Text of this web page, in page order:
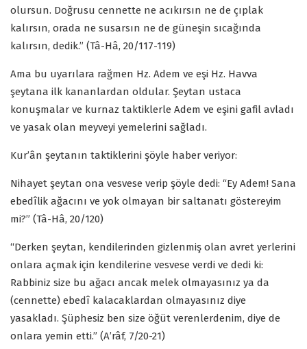
olursun. Doğrusu cennette ne acıkırsın ne de çıplak
kalırsın, orada ne susarsın ne de güneşin sıcağında
kalırsın, dedik.” (Tâ-Hâ, 20/117-119)
Ama bu uyarılara rağmen Hz. Adem ve eşi Hz. Havva
şeytana ilk kananlardan oldular. Şeytan ustaca
konuşmalar ve kurnaz taktiklerle Adem ve eşini gafil avladı
ve yasak olan meyveyi yemelerini sağladı.
Kur’ân şeytanın taktiklerini şöyle haber veriyor:
Nihayet şeytan ona vesvese verip şöyle dedi: “Ey Adem! Sana
ebedîlik ağacını ve yok olmayan bir saltanatı göstereyim
mi?” (Tâ-Hâ, 20/120)
“Derken şeytan, kendilerinden gizlenmiş olan avret yerlerini
onlara açmak için kendilerine vesvese verdi ve dedi ki:
Rabbiniz size bu ağacı ancak melek olmayasınız ya da
(cennette) ebedî kalacaklardan olmayasınız diye
yasakladı. Şüphesiz ben size öğüt verenlerdenim, diye de
onlara yemin etti.” (A’râf, 7/20-21)